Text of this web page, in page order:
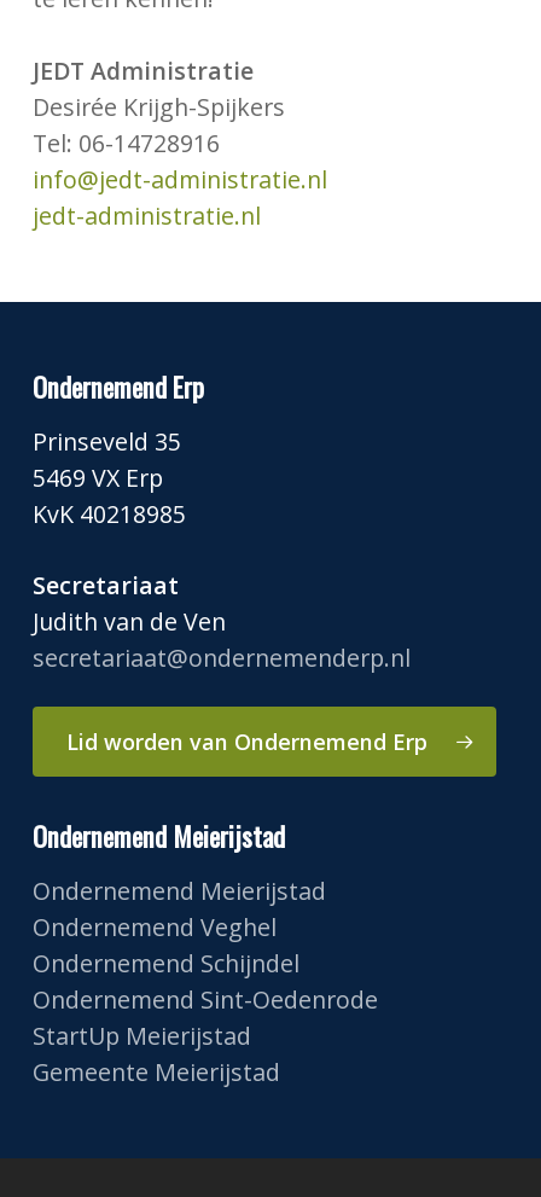
JEDT Administratie
Desirée Krijgh-Spijkers
Tel: 06-14728916
info@jedt-administratie.nl
jedt-administratie.nl
Ondernemend Erp
Prinseveld 35
5469 VX Erp
KvK 40218985
Secretariaat
Judith van de Ven
secretariaat@ondernemenderp.nl
Lid worden van Ondernemend Erp
Ondernemend Meierijstad
Ondernemend Meierijstad
Ondernemend Veghel
Ondernemend Schijndel
Ondernemend Sint-Oedenrode
StartUp Meierijstad
Gemeente Meierijstad